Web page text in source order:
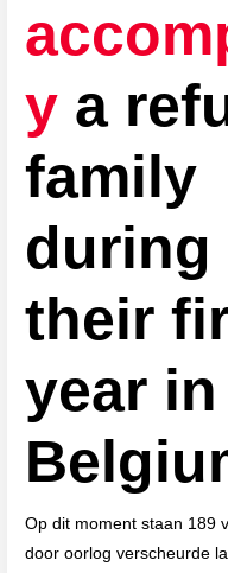
y a
family
during
their
year in
Op dit moment staan 189
door oorlog verscheurde